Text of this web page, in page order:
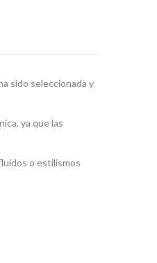
sido seleccionada y
ya que las
o estilismos